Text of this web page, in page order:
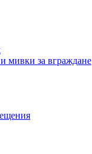
мивки за вграждане